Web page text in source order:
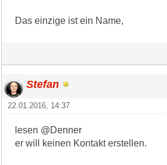
Das einzige ist ein Name,
Stefan
22.01.2016, 14:37
lesen @Denner
er will keinen Kontakt erstellen.